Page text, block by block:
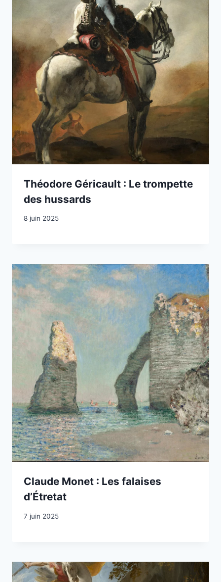
Théodore Géricault : Le trompette
des hussards
8 juin 2025
Claude Monet : Les falaises
d’Étretat
7 juin 2025